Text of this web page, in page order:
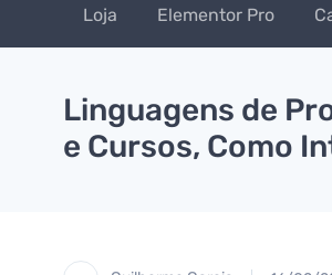
Loja Elementor Pro
Linguagens de
e Cursos, Como